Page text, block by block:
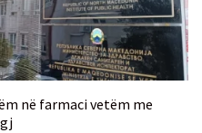
në farmaci vetëm me